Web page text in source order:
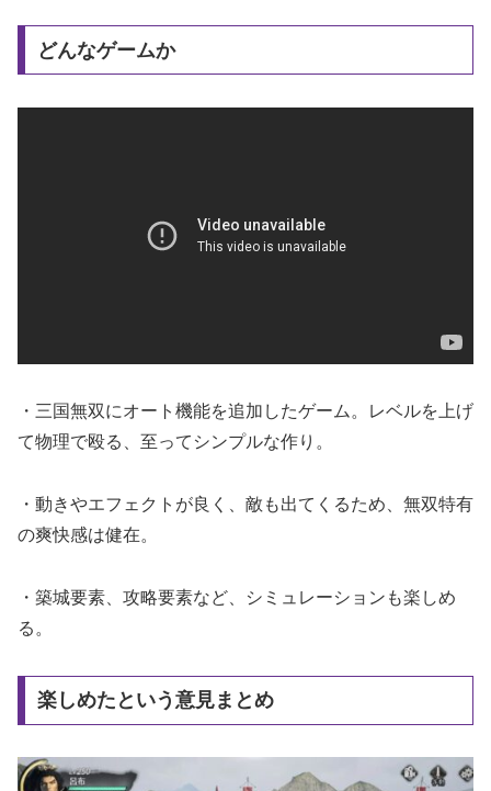
どんなゲームか
・三国無双にオート機能を追加したゲーム。レベルを上げ
て物理で殴る、至ってシンプルな作り。
・動きやエフェクトが良く、敵も出てくるため、無双特有
の爽快感は健在。
・築城要素、攻略要素など、シミュレーションも楽しめ
る。
楽しめたという意見まとめ